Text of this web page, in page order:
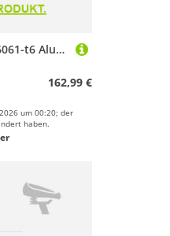
Title Mtb Connect 6061-t6 Aluminium Pedals Silber
162,99 €
um 00:20; der
haben.